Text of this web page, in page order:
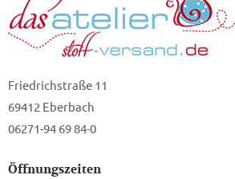
Friedrichstraße 11
69412 Eberbach
06271-94 69 84-0
Öffnungszeiten